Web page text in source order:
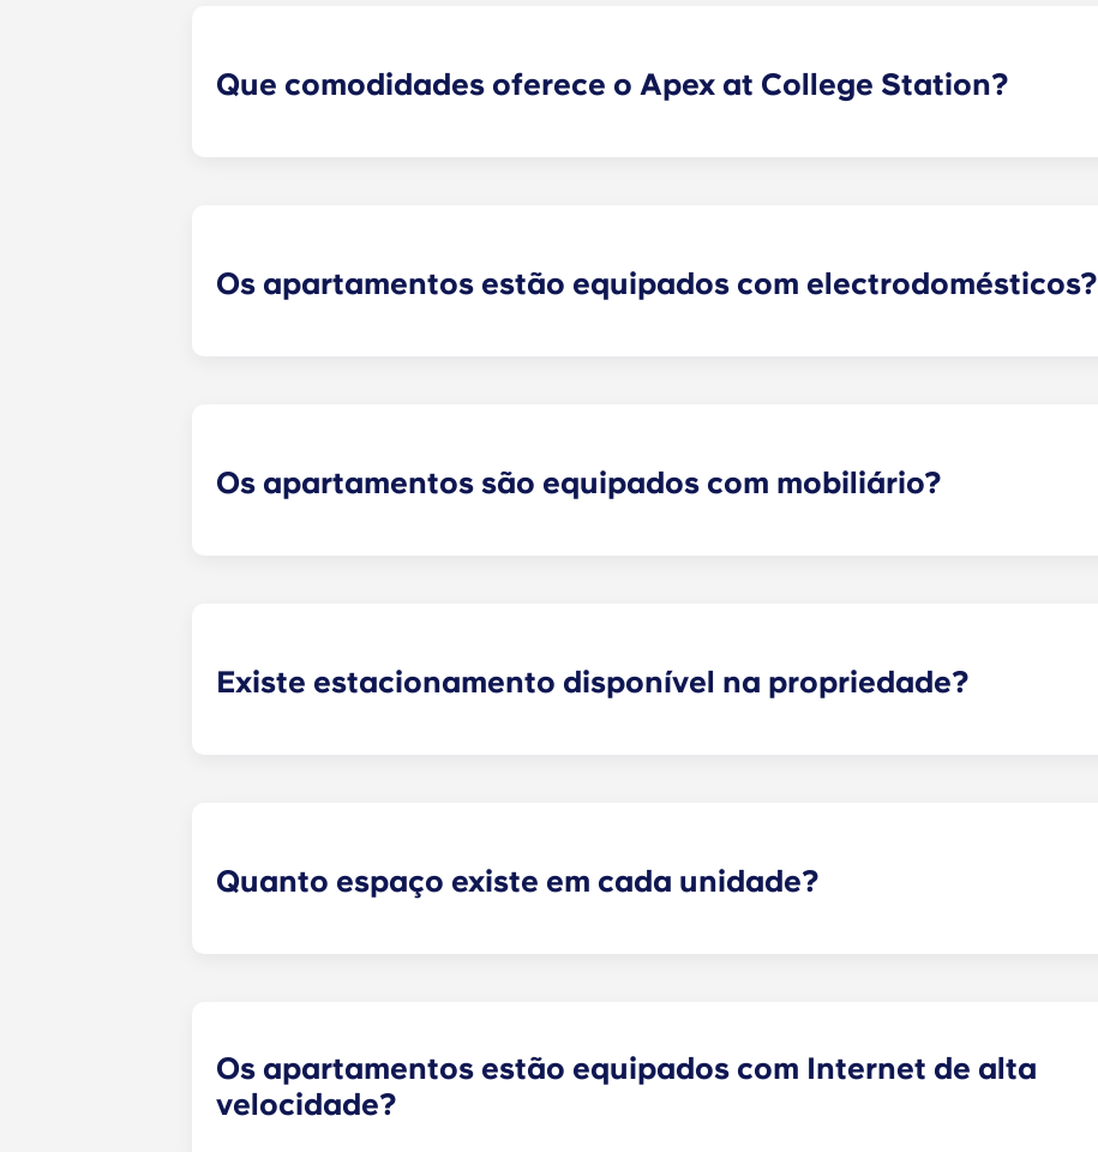
Que comodidades oferece o Apex at College Station?
Os apartamentos estão equipados com electrodomésticos?
Os apartamentos são equipados com mobiliário?
Existe estacionamento disponível na propriedade?
Quanto espaço existe em cada unidade?
Os apartamentos estão equipados com Internet de alta
velocidade?